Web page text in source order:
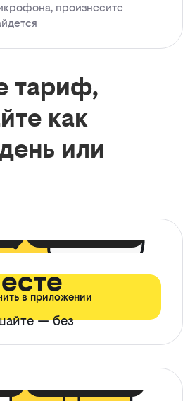
произнесите
тариф,
как
или
— без
в приложении